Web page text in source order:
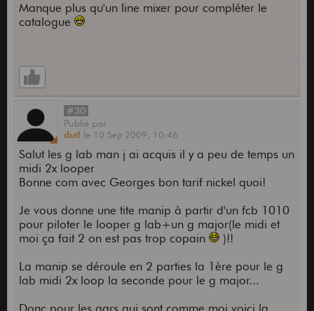
Manque plus qu'un line mixer pour compléter le
catalogue
#30
Publié par
dutl le 10 Sep 2009, 10:46
Salut les g lab man j ai acquis il y a peu de temps un
midi 2x looper
Bonne com avec Georges bon tarif nickel quoi!
Je vous donne une tite manip à partir d'un fcb 1010
pour piloter le looper g lab+un g major(le midi et
moi ça fait 2 on est pas trop copain
)!!
La manip se déroule en 2 parties la 1ère pour le g
lab midi 2x loop la seconde pour le g major...